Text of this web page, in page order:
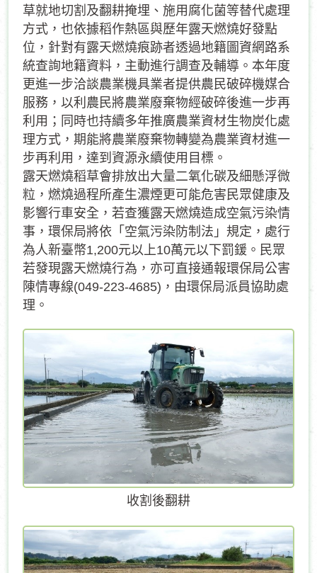
草就地切割及翻耕掩埋、施用腐化菌等替代處理
方式，也依據稻作熱區與歷年露天燃燒好發點
位，針對有露天燃燒痕跡者透過地籍圖資網路系
統查詢地籍資料，主動進行調查及輔導。本年度
更進一步洽談農業機具業者提供農民破碎機媒合
服務，以利農民將農業廢棄物經破碎後進一步再
利用；同時也持續多年推廣農業資材生物炭化處
理方式，期能將農業廢棄物轉變為農業資材進一
步再利用，達到資源永續使用目標。
露天燃燒稻草會排放出大量二氧化碳及細懸浮微
粒，燃燒過程所產生濃煙更可能危害民眾健康及
影響行車安全，若查獲露天燃燒造成空氣污染情
事，環保局將依「空氣污染防制法」規定，處行
為人新臺幣1,200元以上10萬元以下罰鍰。民眾
若發現露天燃燒行為，亦可直接通報環保局公害
陳情專線(049-223-4685)，由環保局派員協助處
理。
收割後翻耕